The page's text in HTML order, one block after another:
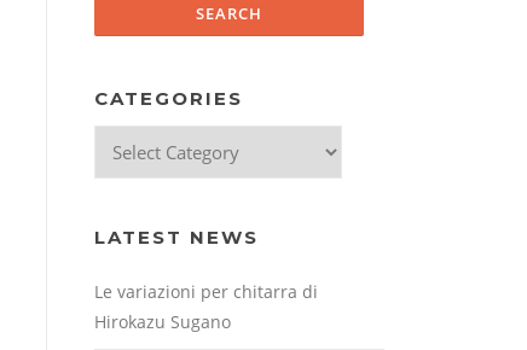
CATEGORIES
LATEST NEWS
Le variazioni per chitarra di
Hirokazu Sugano